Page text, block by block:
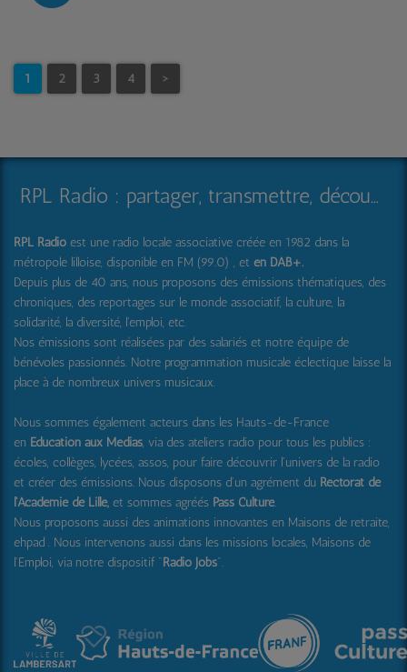
1 2 3 4 >
RPL Radio : partager, transmettre, découvrir et surprendre
RPL Radio est une radio locale associative créée en 1982 dans la
métropole lilloise, disponible en FM (99.0) , et en DAB+.
Depuis plus de 40 ans, nous proposons des émissions thématiques, des
chroniques, des reportages sur le monde associatif, la culture, la
solidarité, la diversité, l'emploi, etc.
Nos émissions sont réalisées par des salariés et notre équipe de
bénévoles passionnés. Notre programmation musicale éclectique laisse la
place à de nombreux univers musicaux.
Nous sommes également acteurs dans les Hauts-de-France
en Education aux Médias, via des ateliers radio pour tous les publics :
écoles, collèges, lycées, assos, pour faire découvrir l'univers de la radio
et créer des émissions. Nous disposons d'un agrément du Rectorat de
l'Académie de Lille, et sommes agréés Pass Culture.
Nous proposons aussi des animations innovantes en Maisons de retraite,
ehpad . Nous intervenons aussi dans les missions locales, Maisons de
l'Emploi, via notre dispositif "Radio Jobs".